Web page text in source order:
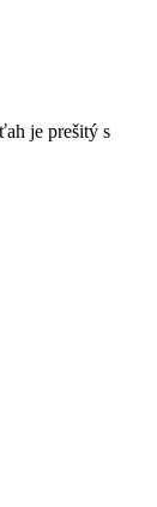
je prešitý s